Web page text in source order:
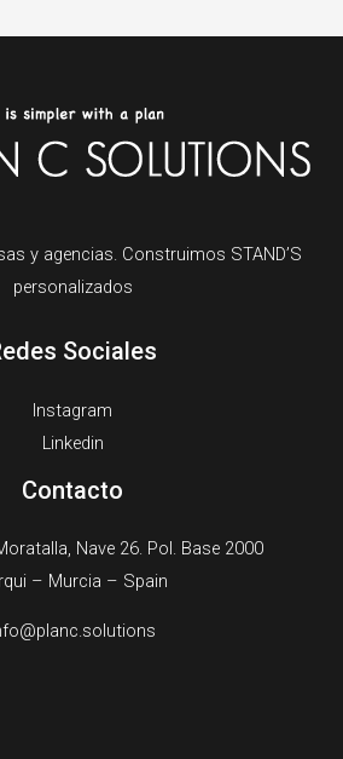
y agencias. Construimos STAND’S
personalizados
Sociales
Instagram
Linkedin
Contacto
Nave 26. Pol. Base 2000
– Murcia – Spain​